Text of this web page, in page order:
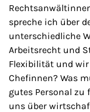
spreche ich über
unterschiedliche
Arbeitsrecht und
Flexibilität und
Chefinnen? Was
gutes Personal
uns über